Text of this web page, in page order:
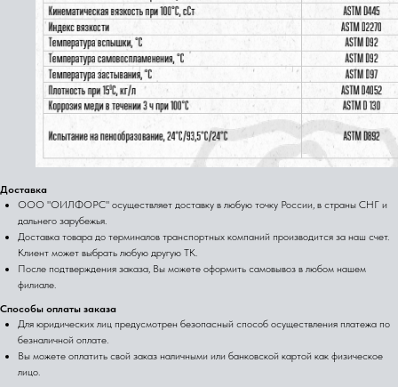
Доставка
ООО "ОИЛФОРС" осуществляет доставку в любую точку России, в страны СНГ и
дальнего зарубежья.
Доставка товара до терминалов транспортных компаний производится за наш счет.
Клиент может выбрать любую другую ТК.
После подтверждения заказа, Вы можете оформить самовывоз в любом нашем
филиале.
Способы оплаты заказа
Для юридических лиц предусмотрен безопасный способ осуществления платежа по
безналичной оплате.
Вы можете оплатить свой заказ наличными или банковской картой как физическое
лицо.